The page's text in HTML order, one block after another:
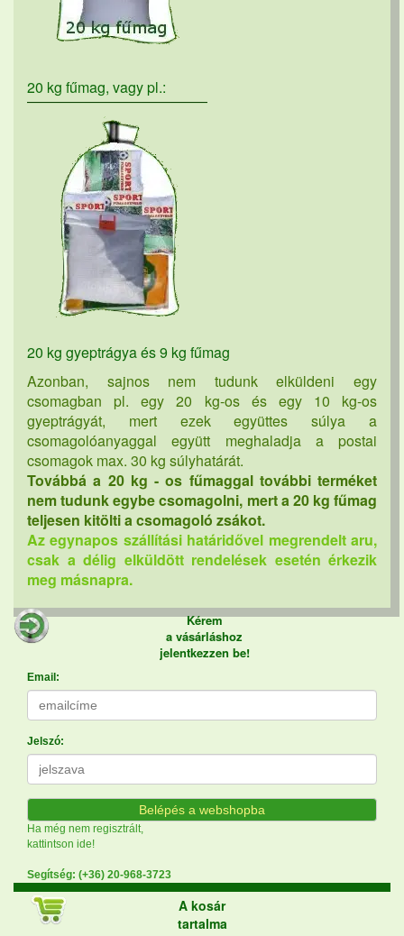
20 kg fűmag, vagy pl.:
20 kg gyeptrágya és 9 kg fűmag
Azonban, sajnos nem tudunk elküldeni egy
csomagban pl. egy 20 kg-os és egy 10 kg-os
gyeptrágyát, mert ezek együttes súlya a
csomagolóanyaggal együtt meghaladja a postai
csomagok max. 30 kg súlyhatárát.
Továbbá a 20 kg - os fűmaggal további terméket
nem tudunk egybe csomagolni, mert a 20 kg fűmag
teljesen kitölti a csomagoló zsákot.
Az egynapos szállítási határidővel megrendelt aru,
csak a délig elküldött rendelések esetén érkezik
meg másnapra.
Kérem
a vásárláshoz
jelentkezzen be!
Email:
Jelszó:
Belépés a webshopba
Ha még nem regisztrált,
kattintson ide!
Segítség: (+36) 20-968-3723
A kosár
tartalma